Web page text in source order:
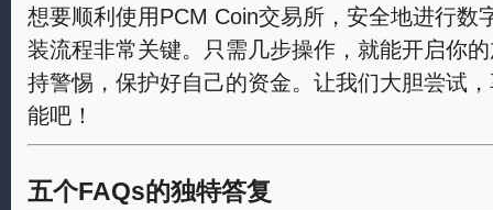
想要顺利使用PCM Coin交易所，安全地进行数
装流程非常关键。只需几步操作，就能开启你
持警惕，保护好自己的资金。让我们大胆尝试
能吧！
五个FAQs的独特答复